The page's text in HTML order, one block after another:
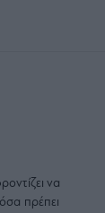
να
πρέπει